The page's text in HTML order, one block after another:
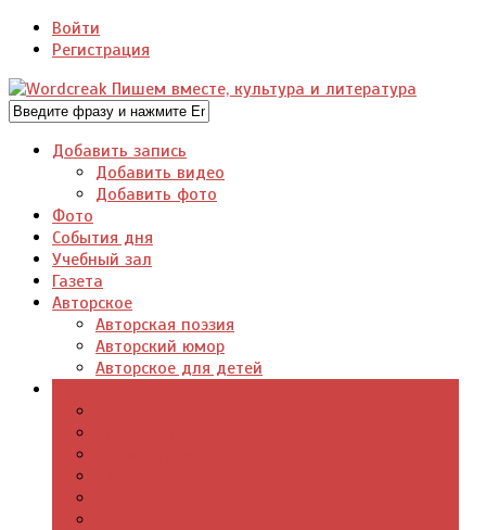
Войти
Регистрация
Добавить запись
Добавить видео
Добавить фото
Фото
События дня
Учебный зал
Газета
Авторское
Авторская поэзия
Авторский юмор
Авторское для детей